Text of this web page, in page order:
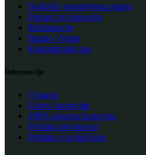
Najčešće postavljena pitanja
Pomoć pri kupovini
Reklamacije
Radno Vreme
Kontaktirajte nas
Informacije
O nama
Uslovi kupovine
100% sigurna kupovina
Politika privatnosti
Politika o kolačićima